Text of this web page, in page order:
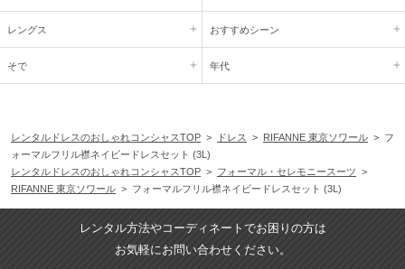
レングス おすすめシーン
そで 年代
レンタルドレスのおしゃれコンシャスTOP > ドレス > RIFANNE 東京ソワール > フ
ォーマルフリル襟ネイビードレスセット (3L)
レンタルドレスのおしゃれコンシャスTOP > フォーマル・セレモニースーツ >
RIFANNE 東京ソワール > フォーマルフリル襟ネイビードレスセット (3L)
レンタル方法やコーディネートでお困りの方は
お気軽にお問い合わせください。